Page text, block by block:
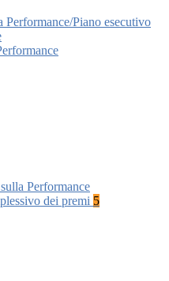
Performance/Piano esecutivo
Performance
dei premi 5